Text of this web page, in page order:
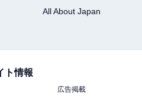
All About Japan
ト情報
広告掲載